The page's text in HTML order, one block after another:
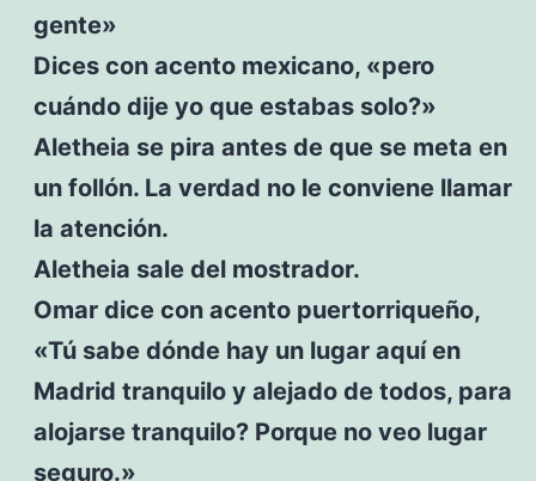
gente»
Dices con acento mexicano, «pero
cuándo dije yo que estabas solo?»
Aletheia se pira antes de que se meta en
un follón. La verdad no le conviene llamar
la atención.
Aletheia sale del mostrador.
Omar dice con acento puertorriqueño,
«Tú sabe dónde hay un lugar aquí en
Madrid tranquilo y alejado de todos, para
alojarse tranquilo? Porque no veo lugar
seguro.»